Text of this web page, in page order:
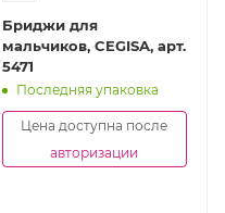
Бриджи для
мальчиков, CEGISA, арт.
5471
Последняя упаковка
Цена доступна после
авторизации